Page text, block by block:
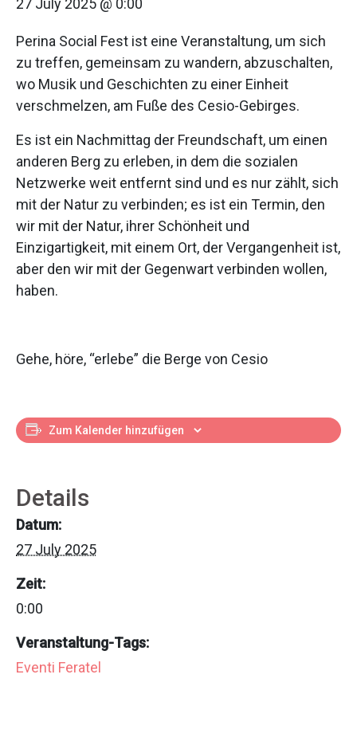
27 July 2025 @ 0:00
Perina Social Fest ist eine Veranstaltung, um sich
zu treffen, gemeinsam zu wandern, abzuschalten,
wo Musik und Geschichten zu einer Einheit
verschmelzen, am Fuße des Cesio-Gebirges.
Es ist ein Nachmittag der Freundschaft, um einen
anderen Berg zu erleben, in dem die sozialen
Netzwerke weit entfernt sind und es nur zählt, sich
mit der Natur zu verbinden; es ist ein Termin, den
wir mit der Natur, ihrer Schönheit und
Einzigartigkeit, mit einem Ort, der Vergangenheit ist,
aber den wir mit der Gegenwart verbinden wollen,
haben.
Gehe, höre, “erlebe” die Berge von Cesio
Zum Kalender hinzufügen
Details
Datum:
27 July 2025
Zeit:
0:00
Veranstaltung-Tags:
Eventi Feratel